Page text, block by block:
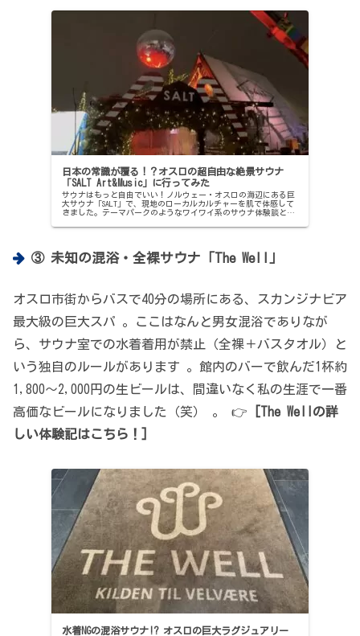
日本の常識が覆る！？オスロの超自由な絶景サウナ
「SALT Art&Music」に行ってみた
サウナはもっと自由でいい！ノルウェー・オスロの海辺にある巨
大サウナ「SALT」で、現地のローカルカルチャーを肌で体感して
きました。テーマパークのようなワイワイ系のサウナ体験談と、
す。
③ 未知の混浴・全裸サウナ「The Well」
オスロ市街からバスで40分の場所にある、スカンジナビア
最大級の巨大スパ 。ここはなんと男女混浴でありなが
ら、サウナ室での水着着用が禁止（全裸＋バスタオル）と
いう独自のルールがあります 。館内のバーで飲んだ1杯約
1,800〜2,000円の生ビールは、間違いなく私の生涯で一番
高価なビールになりました（笑） 。 👉
[The Wellの詳
しい体験記はこちら！]
水着NGの混浴サウナ!? オスロの巨大ラグジュアリー